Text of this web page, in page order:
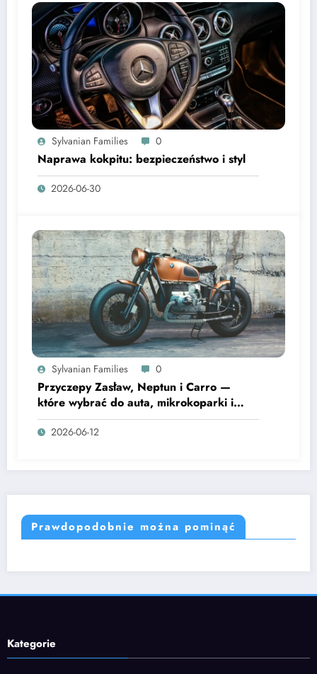
Sylvanian Families 0
Naprawa kokpitu: bezpieczeństwo i styl
2026-06-30
Sylvanian Families 0
Przyczepy Zasław, Neptun i Carro —
które wybrać do auta, mikrokoparki i
motocykla
2026-06-12
Prawdopodobnie można pominąć
Kategorie